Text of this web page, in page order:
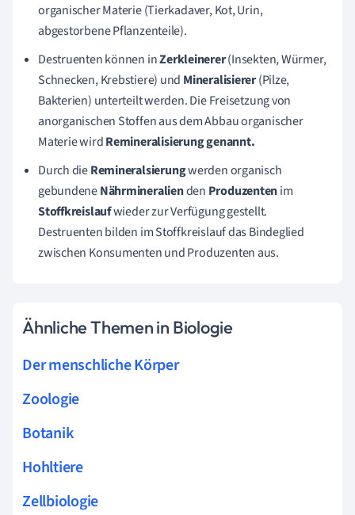
organischer Materie (Tierkadaver, Kot, Urin,
abgestorbene Pflanzenteile).
Destruenten können inZerkleinerer(Insekten, Würmer,
Schnecken, Krebstiere) und Mineralisierer(Pilze,
Bakterien) unterteilt werden. Die Freisetzung von
anorganischen Stoffen aus dem Abbau organischer
Materie wirdRemineralisierung genannt.
Durch dieRemineralsierungwerden organisch
gebundeneNährmineralienden Produzentenim
Stoffkreislaufwieder zur Verfügung gestellt.
Destruenten bilden im Stoffkreislauf das Bindeglied
zwischen Konsumenten und Produzenten aus.
Ähnliche Themen in Biologie
Der menschliche Körper
Zoologie
Botanik
Hohltiere
Zellbiologie